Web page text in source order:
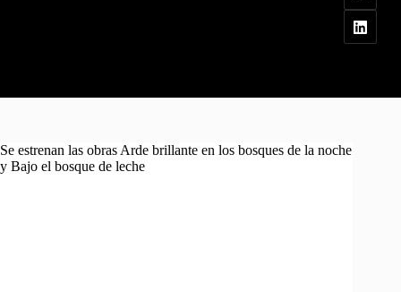
Se estrenan las obras Arde brillante en los bosques de la noche
y Bajo el bosque de leche